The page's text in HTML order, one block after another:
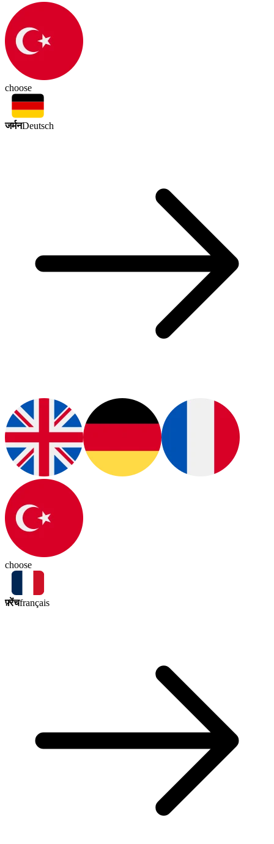
choose
जर्मनDeutsch
choose
फ़्रेंचfrançais